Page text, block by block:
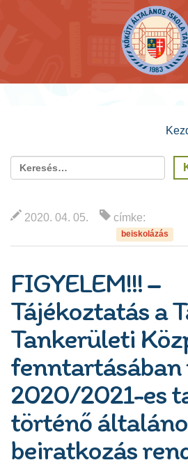
2020. 04. 05. címke:
beiskolázás
FIGYELEM!!! –
Tájékoztatás a
Tankerületi
fenntartásában
2020/2021-es
történő
beiratkozás